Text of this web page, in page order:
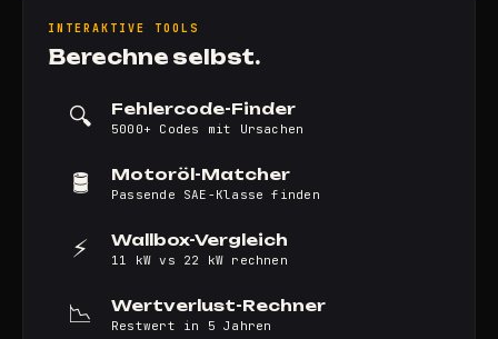
INTERAKTIVE TOOLS
Berechne selbst.
🔍 Fehlercode-Finder
5000+ Codes mit Ursachen
🛢️ Motoröl-Matcher
Passende SAE-Klasse finden
⚡ Wallbox-Vergleich
11 kW vs 22 kW rechnen
📉 Wertverlust-Rechner
Restwert in 5 Jahren